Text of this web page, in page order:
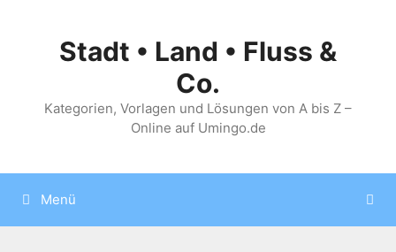
springenStadt • Land • Fluss &
Co.
Kategorien, Vorlagen und Lösungen von A bis Z –
Online auf Umingo.de
Menü